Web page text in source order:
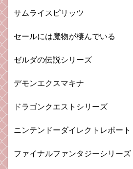
サムライスピリッツ
セールには魔物が棲んでいる
ゼルダの伝説シリーズ
デモンエクスマキナ
ドラゴンクエストシリーズ
ニンテンドーダイレクトレポート
ファイナルファンタジーシリーズ